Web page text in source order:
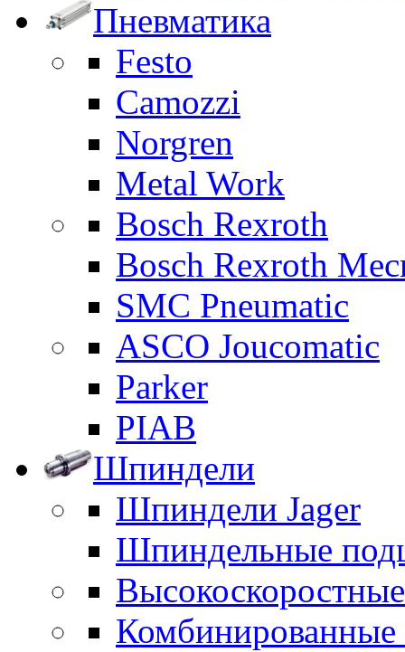
Пневматика
Festo
Camozzi
Norgren
Metal Work
Bosch Rexroth
Bosch Rexroth
SMC Pneumatic
ASCO Joucomatic
Parker
PIAB
Шпиндели
Шпиндели Jager
Шпиндельные